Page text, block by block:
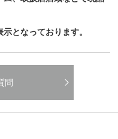
となっております。
問